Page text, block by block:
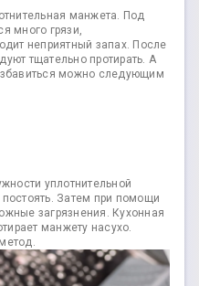
манжета. Под
много грязи,
неприятный запах. После
тщательно протирать. А
можно следующим
уплотнительной
Затем при помощи
загрязнения. Кухонная
манжету насухо.